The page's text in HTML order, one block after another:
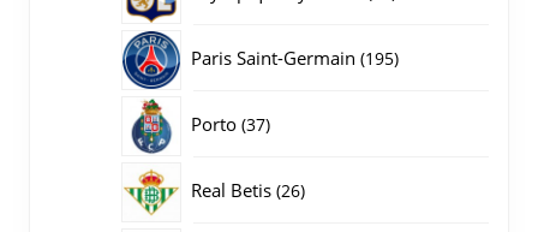
Paris Saint-Germain 195195
Porto 3737
Real Betis 2626